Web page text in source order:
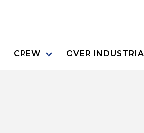
CREW OVER INDUSTRIA